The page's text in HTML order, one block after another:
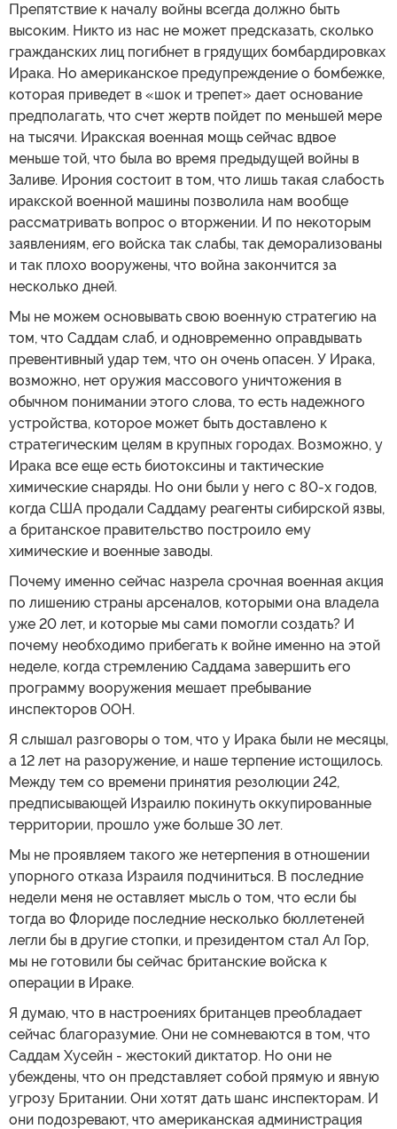
Препятствие к началу войны всегда должно быть
высоким. Никто из нас не может предсказать, сколько
гражданских лиц погибнет в грядущих бомбардировках
Ирака. Но американское предупреждение о бомбежке,
которая приведет в «шок и трепет» дает основание
предполагать, что счет жертв пойдет по меньшей мере
на тысячи. Иракская военная мощь сейчас вдвое
меньше той, что была во время предыдущей войны в
Заливе. Ирония состоит в том, что лишь такая слабость
иракской военной машины позволила нам вообще
рассматривать вопрос о вторжении. И по некоторым
заявлениям, его войска так слабы, так деморализованы
и так плохо вооружены, что война закончится за
несколько дней.
Мы не можем основывать свою военную стратегию на
том, что Саддам слаб, и одновременно оправдывать
превентивный удар тем, что он очень опасен. У Ирака,
возможно, нет оружия массового уничтожения в
обычном понимании этого слова, то есть надежного
устройства, которое может быть доставлено к
стратегическим целям в крупных городах. Возможно, у
Ирака все еще есть биотоксины и тактические
химические снаряды. Но они были у него с 80-х годов,
когда США продали Саддаму реагенты сибирской язвы,
а британское правительство построило ему
химические и военные заводы.
Почему именно сейчас назрела срочная военная акция
по лишению страны арсеналов, которыми она владела
уже 20 лет, и которые мы сами помогли создать? И
почему необходимо прибегать к войне именно на этой
неделе, когда стремлению Саддама завершить его
программу вооружения мешает пребывание
инспекторов ООН.
Я слышал разговоры о том, что у Ирака были не месяцы,
а 12 лет на разоружение, и наше терпение истощилось.
Между тем со времени принятия резолюции 242,
предписывающей Израилю покинуть оккупированные
территории, прошло уже больше 30 лет.
Мы не проявляем такого же нетерпения в отношении
упорного отказа Израиля подчиниться. В последние
недели меня не оставляет мысль о том, что если бы
тогда во Флориде последние несколько бюллетеней
легли бы в другие стопки, и президентом стал Ал Гор,
мы не готовили бы сейчас британские войска к
операции в Ираке.
Я думаю, что в настроениях британцев преобладает
сейчас благоразумие. Они не сомневаются в том, что
Саддам Хусейн - жестокий диктатор. Но они не
убеждены, что он представляет собой прямую и явную
угрозу Британии. Они хотят дать шанс инспекторам. И
они подозревают, что американская администрация